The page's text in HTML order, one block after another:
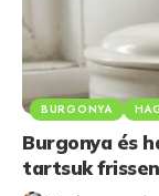
BURGONYA
Burgonya és
tartsuk